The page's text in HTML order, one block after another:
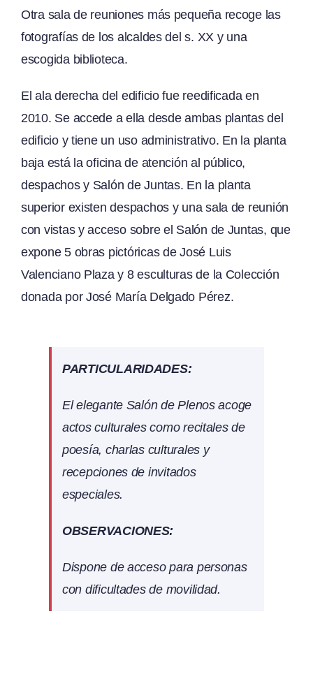
Otra sala de reuniones más pequeña recoge las
fotografías de los alcaldes del s. XX y una
escogida biblioteca.
El ala derecha del edificio fue reedificada en
2010. Se accede a ella desde ambas plantas del
edificio y tiene un uso administrativo. En la planta
baja está la oficina de atención al público,
despachos y Salón de Juntas. En la planta
superior existen despachos y una sala de reunión
con vistas y acceso sobre el Salón de Juntas, que
expone 5 obras pictóricas de José Luis
Valenciano Plaza y 8 esculturas de la Colección
donada por José María Delgado Pérez.
PARTICULARIDADES:
El elegante Salón de Plenos acoge
actos culturales como recitales de
poesía, charlas culturales y
recepciones de invitados
especiales.
OBSERVACIONES:
Dispone de acceso para personas
con dificultades de movilidad.